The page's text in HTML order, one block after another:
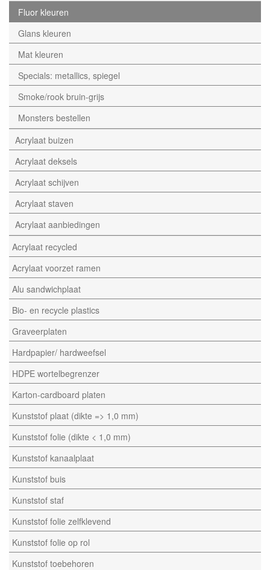
Fluor kleuren
Glans kleuren
Mat kleuren
Specials: metallics, spiegel
Smoke/rook bruin-grijs
Monsters bestellen
Acrylaat buizen
Acrylaat deksels
Acrylaat schijven
Acrylaat staven
Acrylaat aanbiedingen
Acrylaat recycled
Acrylaat voorzet ramen
Alu sandwichplaat
Bio- en recycle plastics
Graveerplaten
Hardpapier/ hardweefsel
HDPE wortelbegrenzer
Karton-cardboard platen
Kunststof plaat (dikte => 1,0 mm)
Kunststof folie (dikte < 1,0 mm)
Kunststof kanaalplaat
Kunststof buis
Kunststof staf
Kunststof folie zelfklevend
Kunststof folie op rol
Kunststof toebehoren